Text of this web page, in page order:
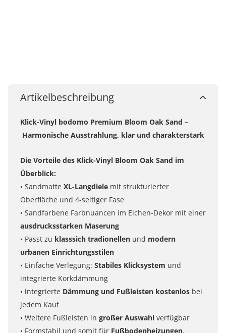
Artikelbeschreibung
Klick-Vinyl bodomo Premium Bloom Oak Sand –
Harmonische Ausstrahlung, klar und charakterstark
Die Vorteile des Klick-Vinyl Bloom Oak Sand im
Überblick:
• Sandmatte XL-Langdiele mit strukturierter
Oberfläche und 4-seitiger Fase
• Sandfarbene Farbnuancen im Eichen-Dekor mit einer
ausdrucksstarken Maserung
• Passt zu klasssich tradionellen und modern
urbanen Einrichtungsstilen
• Einfache Verlegung: Stabiles Klicksystem und
integrierte Korkdämmung
• integrierte Dämmung und Fußleisten kostenlos bei
jedem Kauf
• Weitere Fußleisten in großer Auswahl verfügbar
• Formstabil und somit für Fußbodenheizungen,